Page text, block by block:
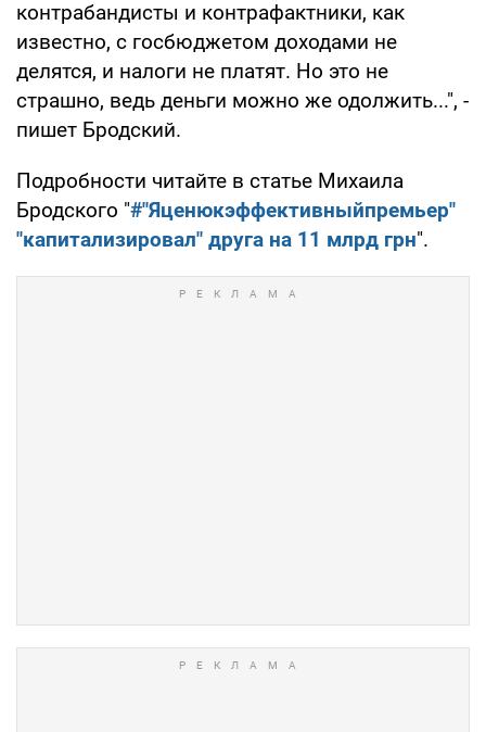
контрабандисты и контрафактники, как
известно, с госбюджетом доходами не
делятся, и налоги не платят. Но это не
страшно, ведь деньги можно же одолжить...", -
пишет Бродский.
Подробности читайте в статье Михаила
Бродского "#"Яценюкэффективныйпремьер"
"капитализировал" друга на 11 млрд грн".